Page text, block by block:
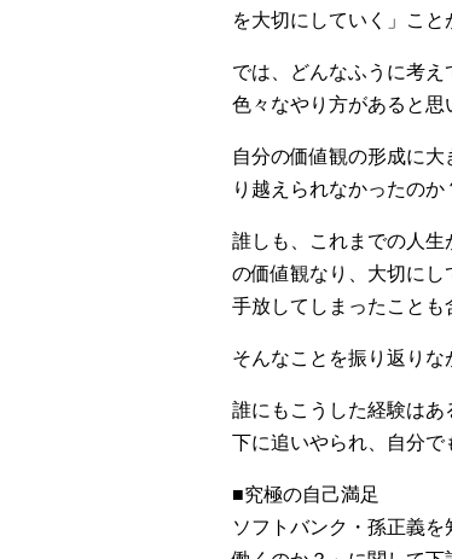
を大切にしていく」こと
では、どんなふうに考え
色々なやり方があると思
自分の価値観の形成に
り越えられなかったの
誰しも、これまでの人
の価値観なり、大切にし
手放してしまったことも
そんなことを振り返りな
誰にもこうした経験は
下に追いやられ、自分で
■究極の自己満足
ソフトバンク・孫正義